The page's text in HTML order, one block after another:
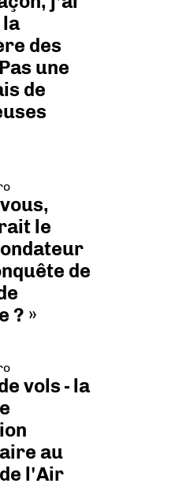
des
une
de
le
de
? »
vols - la
au
l'Air